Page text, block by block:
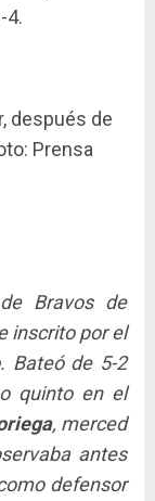
4.
después de
Prensa
Bravos de
inscrito por el
. Bateó de 5-2
quinto en el
, merced
antes
defensor